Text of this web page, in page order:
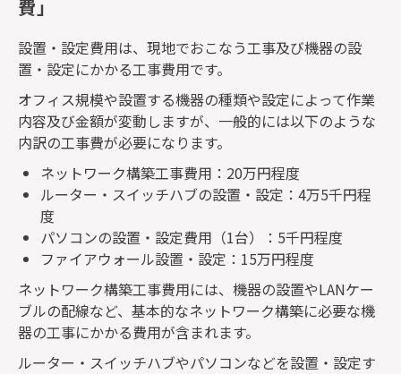
費」
設置・設定費用は、現地でおこなう工事及び機器の設
置・設定にかかる工事費用です。
オフィス規模や設置する機器の種類や設定によって作業
内容及び金額が変動しますが、一般的には以下のような
内訳の工事費が必要になります。
ネットワーク構築工事費用： 20万円程度
ルーター・スイッチハブの設置・設定： 4万5千円程
度
パソコンの設置・設定費用（1台）： 5千円程度
ファイアウォール設置・設定： 15万円程度
ネットワーク構築工事費用には、機器の設置やLANケー
ブルの配線など、基本的なネットワーク構築に必要な機
器の工事にかかる費用が含まれます。
ルーター・スイッチハブやパソコンなどを設置・設定す